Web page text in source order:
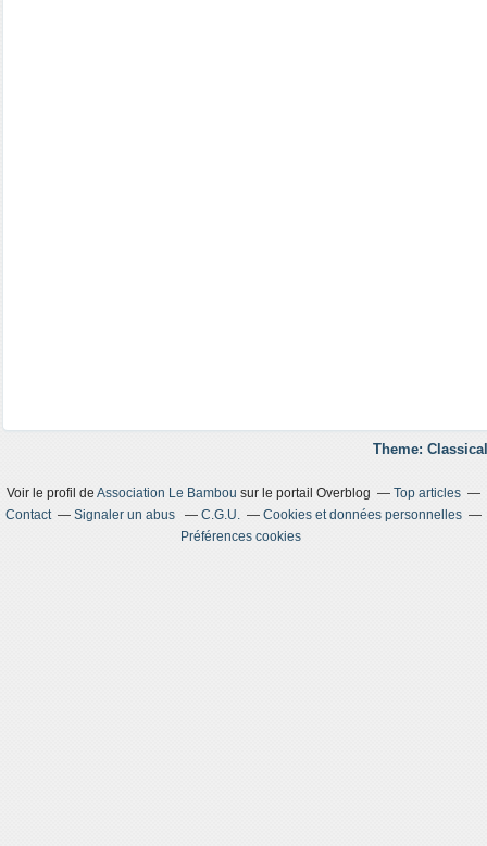
Theme:
Voir le profil de Association Le Bambou sur le portail Overblog
Top articles
Contact
Signaler un abus C.G.U.
Cookies et données personnelles
Préférences cookies